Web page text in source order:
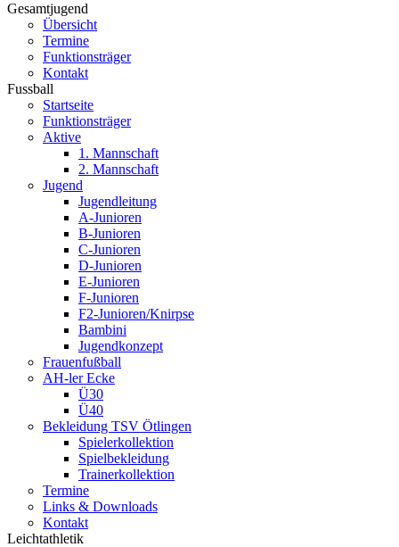
Gesamtjugend
Übersicht
Termine
Funktionsträger
Kontakt
Fussball
Startseite
Funktionsträger
Aktive
1. Mannschaft
2. Mannschaft
Jugend
Jugendleitung
A-Junioren
B-Junioren
C-Junioren
D-Junioren
E-Junioren
F-Junioren
F2-Junioren/Knirpse
Bambini
Jugendkonzept
Frauenfußball
AH-ler Ecke
Ü30
Ü40
Bekleidung TSV Ötlingen
Spielerkollektion
Spielbekleidung
Trainerkollektion
Termine
Links & Downloads
Kontakt
Leichtathletik